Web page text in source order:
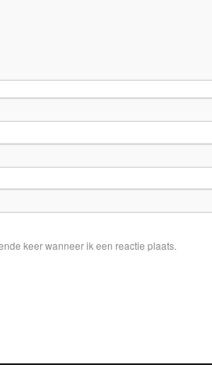
keer wanneer ik een reactie plaats.